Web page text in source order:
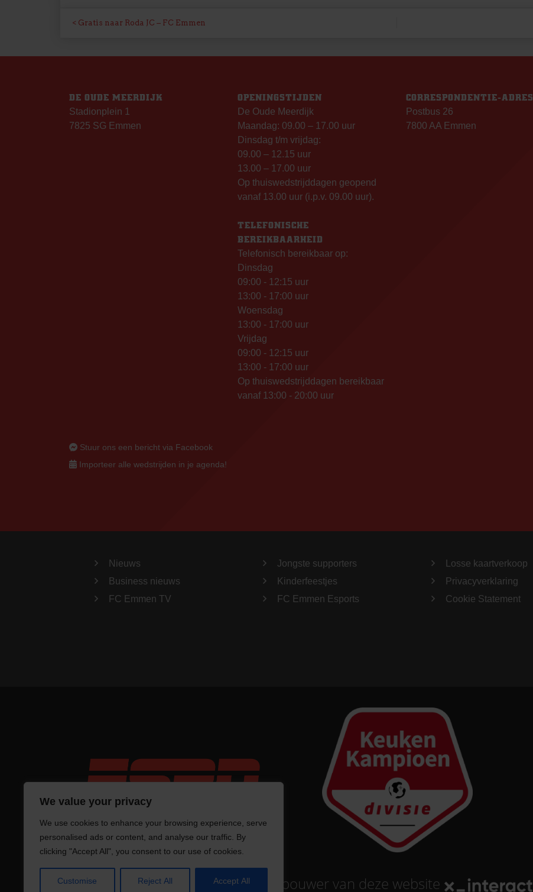
We value your privacy
We use cookies to enhance your browsing experience, serve
personalised ads or content, and analyse our traffic. By
clicking "Accept All", you consent to our use of cookies.
Customise Reject All Accept All
BERICHT
NAVIGATIE
Gratis naar Roda JC – FC Emmen
DE OUDE MEERDIJK
Stadionplein 1
7825 SG Emmen
OPENINGSTIJDEN
De Oude Meerdijk
Maandag: 09.00 – 17.00 uur
Dinsdag t/m vrijdag:
09.00 – 12.15 uur
13.00 – 17.00 uur
Op thuiswedstrijddagen geopend
vanaf 13.00 uur (i.p.v. 09.00 uur).
TELEFONISCHE
BEREIKBAARHEID
Telefonisch bereikbaar op:
Dinsdag
09:00 - 12:15 uur
13:00 - 17:00 uur
Woensdag
13:00 - 17:00 uur
Vrijdag
09:00 - 12:15 uur
13:00 - 17:00 uur
Op thuiswedstrijddagen bereikbaar
vanaf 13:00 - 20:00 uur
CORRESPONDENTIE-ADRES
Postbus 26
7800 AA Emmen
Stuur ons een bericht via Facebook
Importeer alle wedstrijden in je agenda!
Nieuws
Business nieuws
FC Emmen TV
Jongste supporters
Kinderfeestjes
FC Emmen Esports
Losse kaartverkoop
Privacyverklaring
Cookie Statement
Trotse bouwervan deze website